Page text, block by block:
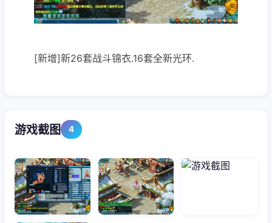
[新增]新26套战斗锦衣.16套全新光环.
游戏截图 4